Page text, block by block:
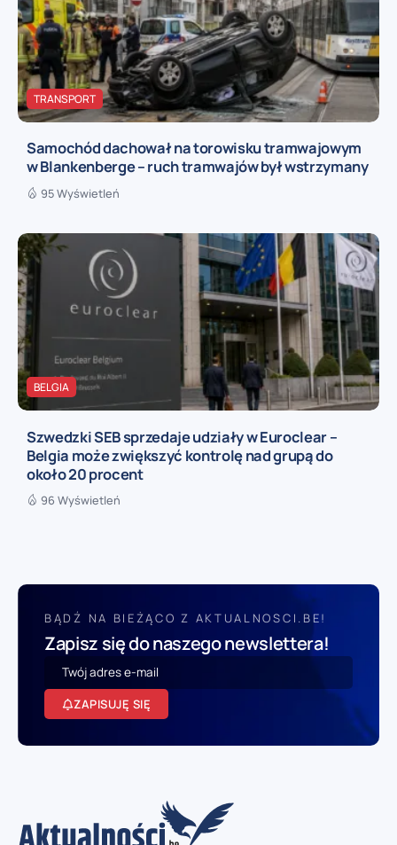
TRANSPORT
Samochód dachował na torowisku tramwajowym
w Blankenberge – ruch tramwajów był wstrzymany
95 Wyświetleń
BELGIA
Szwedzki SEB sprzedaje udziały w Euroclear –
Belgia może zwiększyć kontrolę nad grupą do
około 20 procent
96 Wyświetleń
BĄDŹ NA BIEŻĄCO Z AKTUALNOSCI.BE!
Zapisz się do naszego newslettera!
ZAPISUJĘ SIĘ